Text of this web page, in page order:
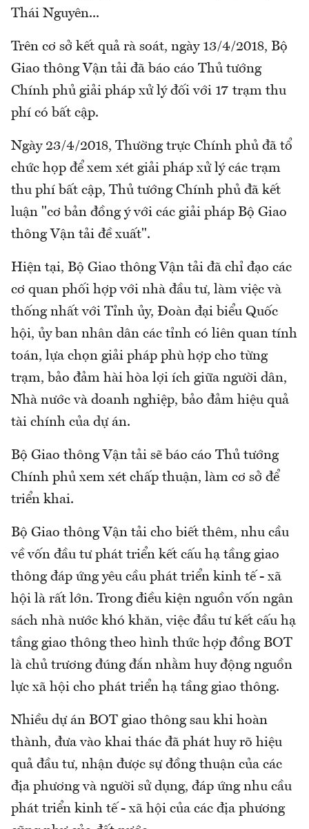
Thái Nguyên...
Trên cơ sở kết quả rà soát, ngày 13/4/2018, Bộ
Giao thông Vận tải đã báo cáo Thủ tướng
Chính phủ giải pháp xử lý đối với 17 trạm thu
phí có bất cập.
Ngày 23/4/2018, Thường trực Chính phủ đã tổ
chức họp để xem xét giải pháp xử lý các trạm
thu phí bất cập, Thủ tướng Chính phủ đã kết
luận "cơ bản đồng ý với các giải pháp Bộ Giao
thông Vận tải đề xuất".
Hiện tại, Bộ Giao thông Vận tải đã chỉ đạo các
cơ quan phối hợp với nhà đầu tư, làm việc và
thống nhất với Tỉnh ủy, Đoàn đại biểu Quốc
hội, ủy ban nhân dân các tỉnh có liên quan tính
toán, lựa chọn giải pháp phù hợp cho từng
trạm, bảo đảm hài hòa lợi ích giữa người dân,
Nhà nước và doanh nghiệp, bảo đảm hiệu quả
tài chính của dự án.
Bộ Giao thông Vận tải sẽ báo cáo Thủ tướng
Chính phủ xem xét chấp thuận, làm cơ sở để
triển khai.
Bộ Giao thông Vận tải cho biết thêm, nhu cầu
về vốn đầu tư phát triển kết cấu hạ tầng giao
thông đáp ứng yêu cầu phát triển kinh tế - xã
hội là rất lớn. Trong điều kiện nguồn vốn ngân
sách nhà nước khó khăn, việc đầu tư kết cấu hạ
tầng giao thông theo hình thức hợp đồng BOT
là chủ trương đúng đắn nhằm huy động nguồn
lực xã hội cho phát triển hạ tầng giao thông.
Nhiều dự án BOT giao thông sau khi hoàn
thành, đưa vào khai thác đã phát huy rõ hiệu
quả đầu tư, nhận được sự đồng thuận của các
địa phương và người sử dụng, đáp ứng nhu cầu
phát triển kinh tế - xã hội của các địa phương